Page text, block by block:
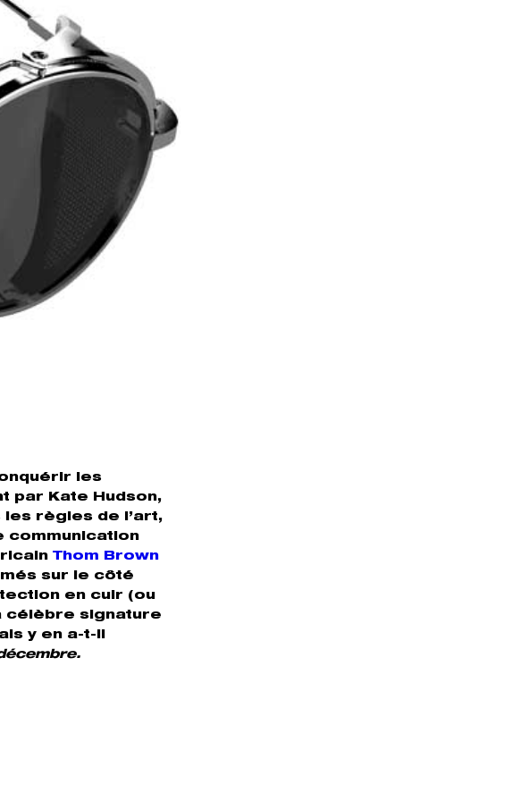
les
par Kate Hudson,
les règles de l’art,
communication
Thom Brown
sur le côté
en cuir (ou
célèbre signature
y en a-t-il